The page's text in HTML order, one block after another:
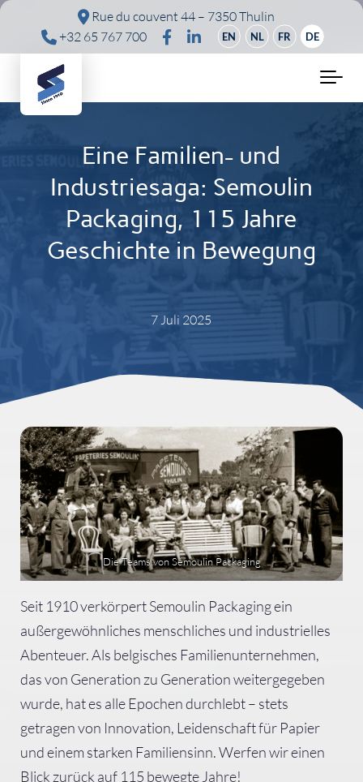
Skip to main contentRue du couvent 44 – 7350 Thulin
+32 65 767 700
EN NL FR DE
Eine Familien- und
Industriesaga: Semoulin
Packaging, 115 Jahre
Geschichte in Bewegung
7 Juli 2025
Die Teams von Semoulin Packaging
Seit 1910 verkörpert Semoulin Packaging ein
außergewöhnliches menschliches und industrielles
Abenteuer. Als belgisches Familienunternehmen,
das von Generation zu Generation weitergegeben
wurde, hat es alle Epochen durchlebt – stets
getragen von Innovation, Leidenschaft für Papier
und einem starken Familiensinn. Werfen wir einen
Blick zurück auf 115 bewegte Jahre!